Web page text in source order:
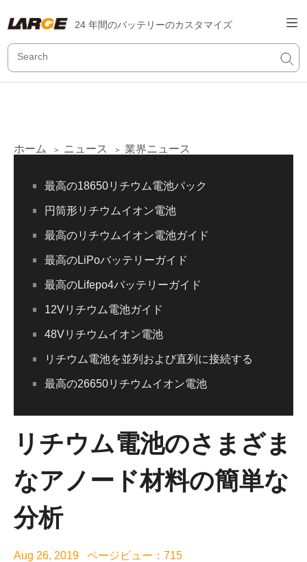
24 年間のバッテリーのカスタマイズ
ホーム > ニュース > 業界ニュース
最高の18650リチウム電池パック
円筒形リチウムイオン電池
最高のリチウムイオン電池ガイド
最高のLiPoバッテリーガイド
最高のLifepo4バッテリーガイド
12Vリチウム電池ガイド
48Vリチウムイオン電池
リチウム電池を並列および直列に接続する
最高の26650リチウムイオン電池
リチウム電池のさまざま
なアノード材料の簡単な
分析
Aug 26, 2019 ページビュー：715